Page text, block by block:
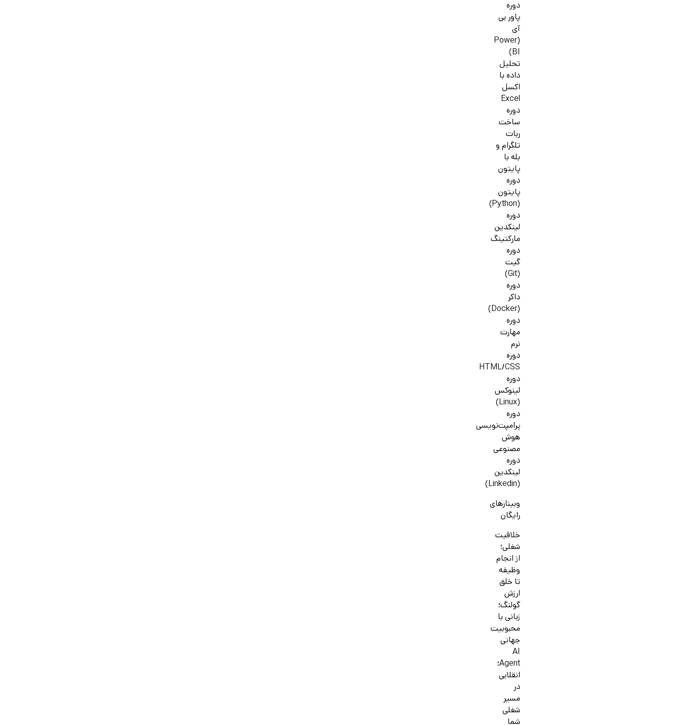
دوره
پاور بی
آی
(Power
BI)
تحلیل
داده با
اکسل
Excel
دوره
ساخت
ربات
تلگرام و
بله با
پایتون
دوره
پایتون
(Python)
دوره
لینکدین
مارکتینگ
دوره
گیت
(Git)
دوره
داکر
(Docker)
دوره
مهارت
نرم
دوره
HTML/CSS
دوره
لینوکس
(Linux)
دوره
پرامپت‌نویسی
هوش
مصنوعی
دوره
لینکدین
(Linkedin)
وبینارهای
رایگان
خلاقیت
شغلی؛
از انجام
وظیفه
تا خلق
ارزش
گولنگ؛
زبانی با
محبوبیت
جهانی
AI
Agent؛
انقلابی
در
مسیر
شغلی